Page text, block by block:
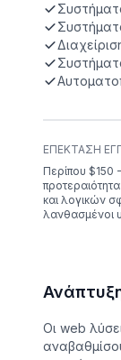
ΕΠΈΚΤΑΣΗ
Περίπου $150
και λογικών
λανθασμένοι
Οι web